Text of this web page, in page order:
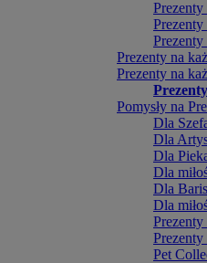
Prezenty
Prezenty
Prezenty na
Prezenty na
Pomysły na
Dla
Dla
Dla
Dla
Dla
Dla
Pet